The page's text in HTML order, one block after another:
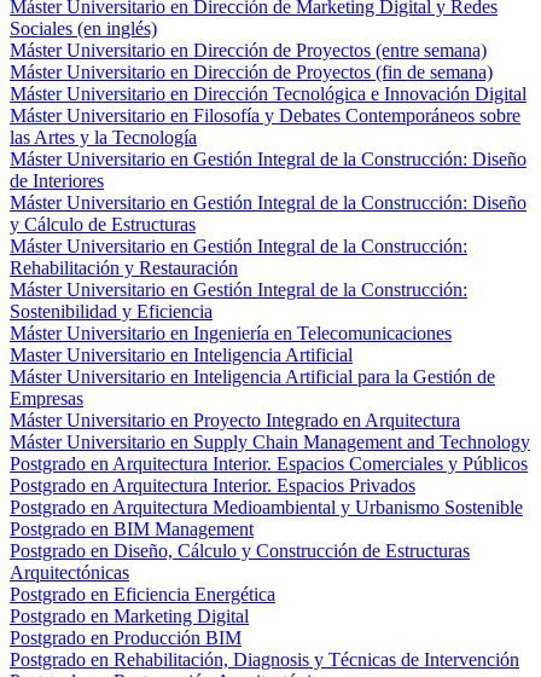
Máster Universitario en Dirección de Marketing Digital y Redes
Sociales (en inglés)
Máster Universitario en Dirección de Proyectos (entre semana)
Máster Universitario en Dirección de Proyectos (fin de semana)
Máster Universitario en Dirección Tecnológica e Innovación Digital
Máster Universitario en Filosofía y Debates Contemporáneos sobre
las Artes y la Tecnología
Máster Universitario en Gestión Integral de la Construcción: Diseño
de Interiores
Máster Universitario en Gestión Integral de la Construcción: Diseño
y Cálculo de Estructuras
Máster Universitario en Gestión Integral de la Construcción:
Rehabilitación y Restauración
Máster Universitario en Gestión Integral de la Construcción:
Sostenibilidad y Eficiencia
Máster Universitario en Ingeniería en Telecomunicaciones
Master Universitario en Inteligencia Artificial
Máster Universitario en Inteligencia Artificial para la Gestión de
Empresas
Máster Universitario en Proyecto Integrado en Arquitectura
Máster Universitario en Supply Chain Management and Technology
Postgrado en Arquitectura Interior. Espacios Comerciales y Públicos
Postgrado en Arquitectura Interior. Espacios Privados
Postgrado en Arquitectura Medioambiental y Urbanismo Sostenible
Postgrado en BIM Management
Postgrado en Diseño, Cálculo y Construcción de Estructuras
Arquitectónicas
Postgrado en Eficiencia Energética
Postgrado en Marketing Digital
Postgrado en Producción BIM
Postgrado en Rehabilitación, Diagnosis y Técnicas de Intervención